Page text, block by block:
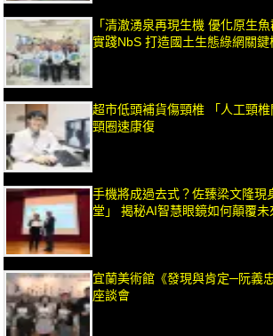
「清澈湧泉再現生機 優化原生
實踐NbS 打造國土生態綠網關鍵
超市低頭補貨傷頸椎 「人工頸
頸圈速康復
手機將成過去式？佐臻梁文隆現
堂」 揭秘AI智慧眼鏡如何顛覆未
宜蘭美術館《發現與肯定─阮義
座談會